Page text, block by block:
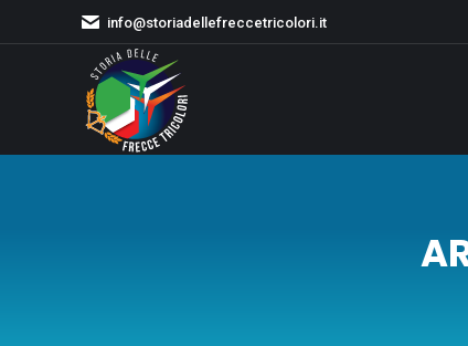
info@storiadellefreccetricolori.it